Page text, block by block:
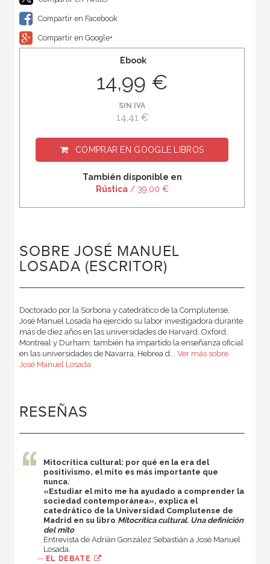
Compartir en Facebook
Compartir en Google+
Ebook
14,99 €
SIN IVA
14,41 €
COMPRAR EN GOOGLE LIBROS
También disponible en
Rústica/ 39,00 €
SOBRE JOSÉ MANUEL
LOSADA (ESCRITOR)
Doctorado por la Sorbona y catedrático de la Complutense,
José Manuel Losada ha ejercido su labor investigadora durante
más de diez años en las universidades de Harvard, Oxford,
Montreal y Durham; también ha impartido la enseñanza oficial
en las universidades de Navarra, Hebrea d... Ver más sobre
José Manuel Losada
RESEÑAS
Mitocrítica cultural: por qué en la era del
positivismo, el mito es más importante que
nunca.
«Estudiar el mito me ha ayudado a comprender la
sociedad contemporánea», explica el
catedrático de la Universidad Complutense de
Madrid en su libro Mitocrítica cultural. Una definición
del mito
Entrevista de Adrián González Sebastián a José Manuel
Losada.
— EL DEBATE